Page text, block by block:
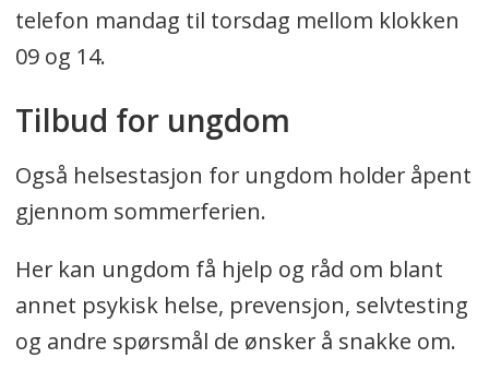
telefon mandag til torsdag mellom klokken
09 og 14.
Tilbud for ungdom
Også helsestasjon for ungdom holder åpent
gjennom sommerferien.
Her kan ungdom få hjelp og råd om blant
annet psykisk helse, prevensjon, selvtesting
og andre spørsmål de ønsker å snakke om.